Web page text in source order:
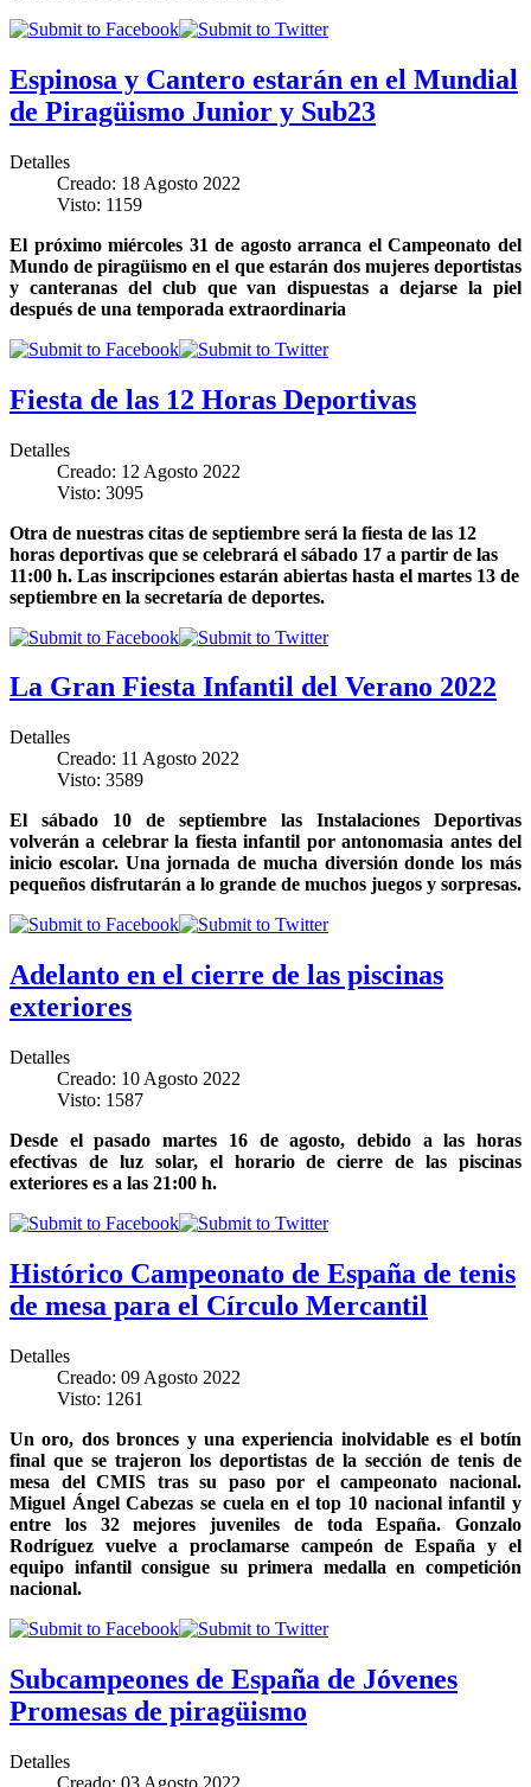
Espinosa y Cantero estarán en el Mundial
de Piragüismo Junior y Sub23
Detalles
Creado: 18 Agosto 2022
Visto: 1159
El próximo miércoles 31 de agosto arranca el Campeonato del
Mundo de piragüismo en el que estarán dos mujeres deportistas
y canteranas del club que van dispuestas a dejarse la piel
después de una temporada extraordinaria
Fiesta de las 12 Horas Deportivas
Detalles
Creado: 12 Agosto 2022
Visto: 3095
Otra de nuestras citas de septiembre será la fiesta de las 12
horas deportivas que se celebrará el sábado 17 a partir de las
11:00 h. Las inscripciones estarán abiertas hasta el martes 13 de
septiembre en la secretaría de deportes.
La Gran Fiesta Infantil del Verano 2022
Detalles
Creado: 11 Agosto 2022
Visto: 3589
El sábado 10 de septiembre las Instalaciones Deportivas
volverán a celebrar la fiesta infantil por antonomasia antes del
inicio escolar. Una jornada de mucha diversión donde los más
pequeños disfrutarán a lo grande de muchos juegos y sorpresas.
Adelanto en el cierre de las piscinas
exteriores
Detalles
Creado: 10 Agosto 2022
Visto: 1587
Desde el pasado martes 16 de agosto, debido a las horas
efectivas de luz solar, el horario de cierre de las piscinas
exteriores es a las 21:00 h.
Histórico Campeonato de España de tenis
de mesa para el Círculo Mercantil
Detalles
Creado: 09 Agosto 2022
Visto: 1261
Un oro, dos bronces y una experiencia inolvidable es el botín
final que se trajeron los deportistas de la sección de tenis de
mesa del CMIS tras su paso por el campeonato nacional.
Miguel Ángel Cabezas se cuela en el top 10 nacional infantil y
entre los 32 mejores juveniles de toda España. Gonzalo
Rodríguez vuelve a proclamarse campeón de España y el
equipo infantil consigue su primera medalla en competición
nacional.
Subcampeones de España de Jóvenes
Promesas de piragüismo
Detalles
Creado: 03 Agosto 2022